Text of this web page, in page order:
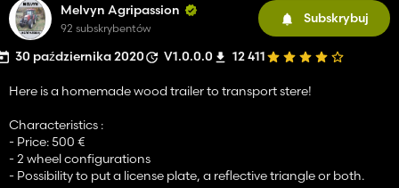
Melvyn Agripassion
92 subskrybentów
Subskrybuj
30 października 2020 V1.0.0.0 12 411
Here is a homemade wood trailer to transport stere!
Characteristics :
- Price: 500 €
- 2 wheel configurations
- Possibility to put a license plate, a reflective triangle or both.